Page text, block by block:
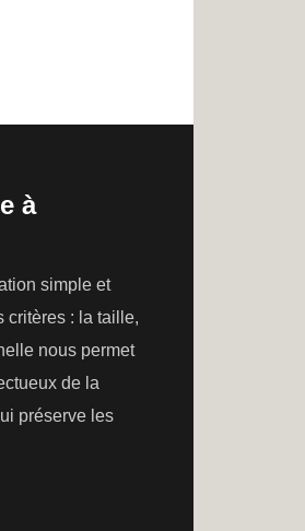
à
simple et
critères : la taille,
nous permet
de la
préserve les